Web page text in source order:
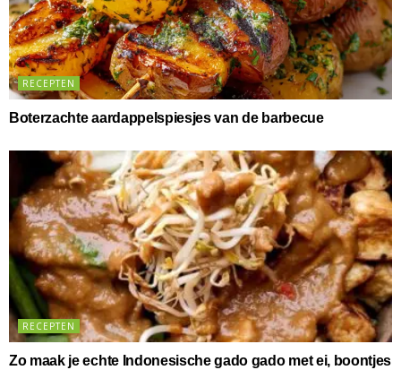
RECEPTEN
Boterzachte aardappelspiesjes van de barbecue
RECEPTEN
Zo maak je echte Indonesische gado gado met ei, boontjes